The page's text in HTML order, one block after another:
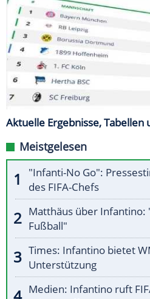
Aktuelle Ergebnisse, Tabellen
Meistgelesen
"Infanti-No Go":
des FIFA-Chefs
Matthäus über
Fußball"
Times: Infantino bietet
Unterstützung
Medien: Infantino ruft